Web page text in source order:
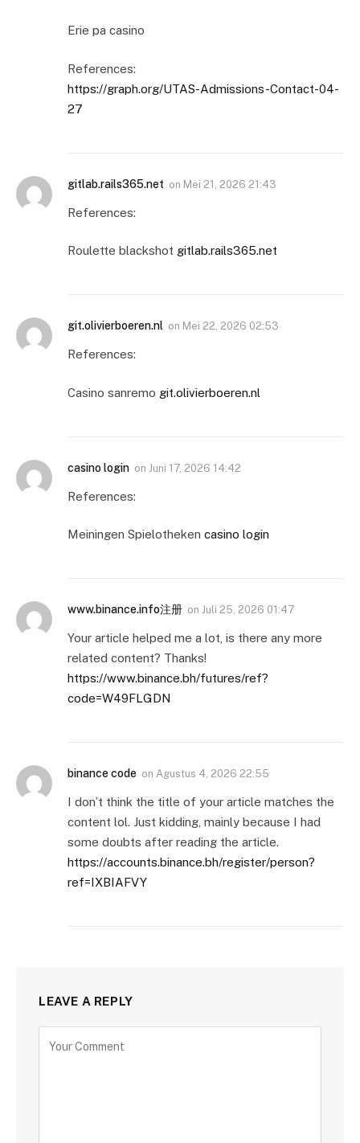
Erie pa casino
References:
https://graph.org/UTAS-Admissions-Contact-04-
27
gitlab.rails365.net on Mei 21, 2026 21:43
References:
Roulette blackshot gitlab.rails365.net
git.olivierboeren.nl on Mei 22, 2026 02:53
References:
Casino sanremo git.olivierboeren.nl
casino login on Juni 17, 2026 14:42
References:
Meiningen Spielotheken casino login
www.binance.info注册 on Juli 25, 2026 01:47
Your article helped me a lot, is there any more
related content? Thanks!
https://www.binance.bh/futures/ref?
code=W49FLGDN
binance code on Agustus 4, 2026 22:55
I don’t think the title of your article matches the
content lol. Just kidding, mainly because I had
some doubts after reading the article.
https://accounts.binance.bh/register/person?
ref=IXBIAFVY
LEAVE A REPLY